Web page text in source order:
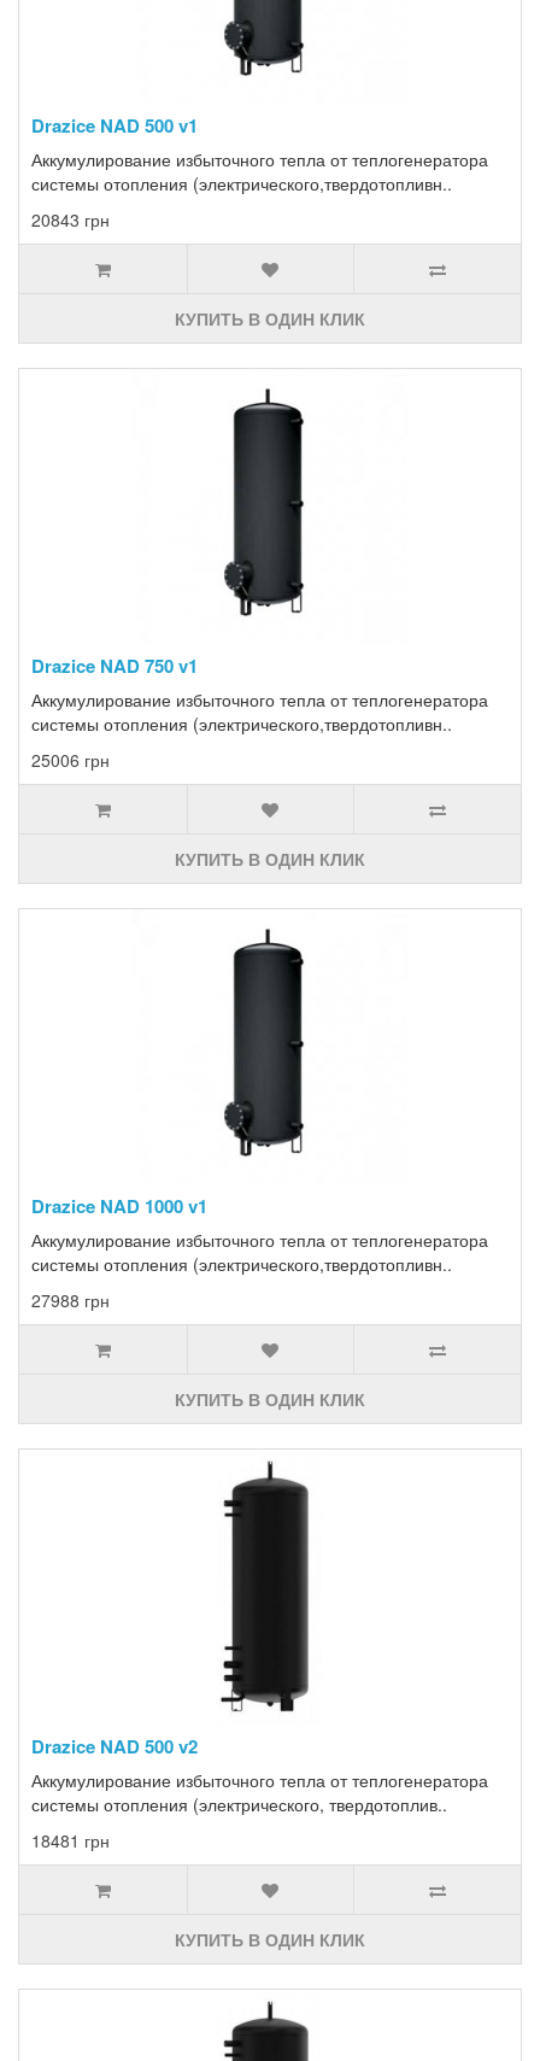
Drazice NAD 500 v1
Аккумулирование избыточного тепла от теплогенератора
системы отопления (электрического,твердотопливн..
20843 грн
КУПИТЬ В ОДИН КЛИК
Drazice NAD 750 v1
Аккумулирование избыточного тепла от теплогенератора
системы отопления (электрического,твердотопливн..
25006 грн
КУПИТЬ В ОДИН КЛИК
Drazice NAD 1000 v1
Аккумулирование избыточного тепла от теплогенератора
системы отопления (электрического,твердотопливн..
27988 грн
КУПИТЬ В ОДИН КЛИК
Drazice NAD 500 v2
Аккумулирование избыточного тепла от теплогенератора
системы отопления (электрического, твердотоплив..
18481 грн
КУПИТЬ В ОДИН КЛИК